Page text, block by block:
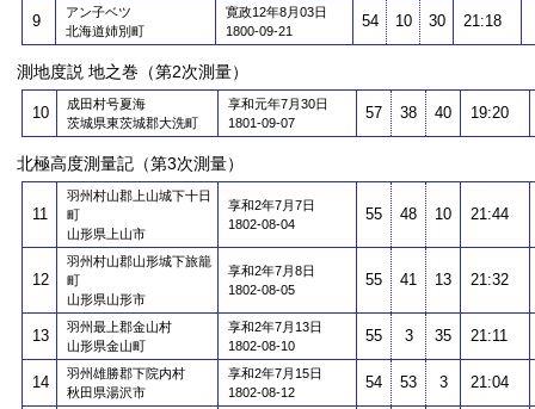
9
アン子ベツ
北海道姉別町
寛政12年8月03日
1800-09-21
54 10 30 21:18
測地度説 地之巻（第2次測量）
10
成田村号夏海
茨城県東茨城郡大洗町
享和元年7月30日
1801-09-07
57 38 40 19:20
北極高度測量記（第3次測量）
11
羽州村山郡上山城下十日
町
山形県上山市
享和2年7月7日
1802-08-04
55 48 10 21:44
12
羽州村山郡山形城下旅籠
町
山形県山形市
享和2年7月8日
1802-08-05
55 41 13 21:32
13
羽州最上郡金山村
山形県金山町
享和2年7月13日
1802-08-10
55 3 35 21:11
14
羽州雄勝郡下院内村
秋田県湯沢市
享和2年7月15日
1802-08-12
54 53 3 21:04